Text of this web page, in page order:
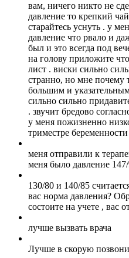
вам, ничего никто не
давление то крепкий
старайтесь уснуть . у
давление что рвало и
был и это всегда под
на голову приложите
лист . виски сильно
странно, но мне почему
большим и
сильно сильно
. звучит бредово
у меня пожизненно
триместре
меня отправили к
меня было давление
130/80 и 140/85
вас норма давления?
состоите на учете , вас
лучше вызвать врача
Лучше в скорую